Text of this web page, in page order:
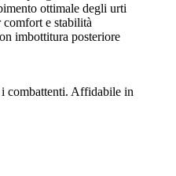
ottimale degli urti
e stabilità
imbottitura posteriore
combattenti. Affidabile in